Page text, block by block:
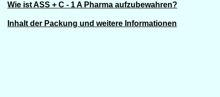
Wie ist ASS + C - 1 A Pharma aufzubewahren?
Inhalt der Packung und weitere Informationen